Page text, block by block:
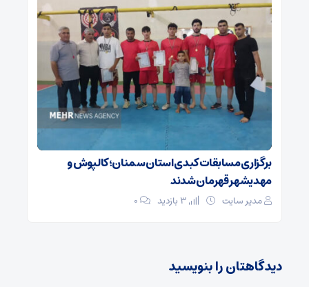
برگزاری مسابقات کبدی استان سمنان؛ کالپوش و
مهدیشهر قهرمان شدند
مدیر سایت ۰
دیدگاهتان را بنویسید